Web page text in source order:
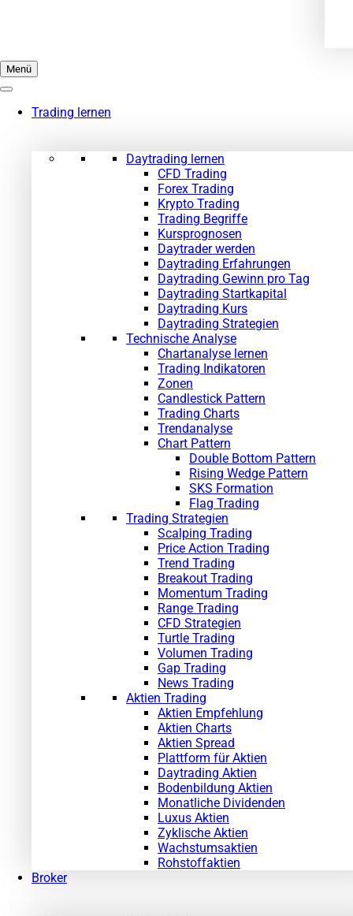
Menü
Trading lernen
Daytrading lernen
CFD Trading
Forex Trading
Krypto Trading
Trading Begriffe
Kursprognosen
Daytrader werden
Daytrading Erfahrungen
Daytrading Gewinn pro Tag
Daytrading Startkapital
Daytrading Kurs
Daytrading Strategien
Technische Analyse
Chartanalyse lernen
Trading Indikatoren
Zonen
Candlestick Pattern
Trading Charts
Trendanalyse
Chart Pattern
Double Bottom Pattern
Rising Wedge Pattern
SKS Formation
Flag Trading
Trading Strategien
Scalping Trading
Price Action Trading
Trend Trading
Breakout Trading
Momentum Trading
Range Trading
CFD Strategien
Turtle Trading
Volumen Trading
Gap Trading
News Trading
Aktien Trading
Aktien Empfehlung
Aktien Charts
Aktien Spread
Plattform für Aktien
Daytrading Aktien
Bodenbildung Aktien
Monatliche Dividenden
Luxus Aktien
Zyklische Aktien
Wachstumsaktien
Rohstoffaktien
Broker